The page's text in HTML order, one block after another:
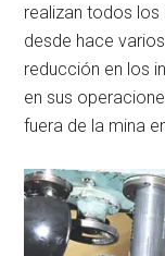
realizan todos los
desde hace
reducción en los
en sus
fuera de la mina